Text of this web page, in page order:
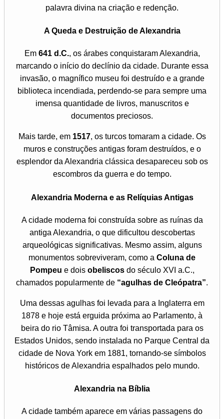
palavra divina na criação e redenção.
A Queda e Destruição de Alexandria
Em 641 d.C., os árabes conquistaram Alexandria,
marcando o início do declínio da cidade. Durante essa
invasão, o magnífico museu foi destruído e a grande
biblioteca incendiada, perdendo-se para sempre uma
imensa quantidade de livros, manuscritos e
documentos preciosos.
Mais tarde, em 1517, os turcos tomaram a cidade. Os
muros e construções antigas foram destruídos, e o
esplendor da Alexandria clássica desapareceu sob os
escombros da guerra e do tempo.
Alexandria Moderna e as Relíquias Antigas
A cidade moderna foi construída sobre as ruínas da
antiga Alexandria, o que dificultou descobertas
arqueológicas significativas. Mesmo assim, alguns
monumentos sobreviveram, como a Coluna de
Pompeu e dois obeliscosdo século XVI a.C.,
chamados popularmente de “agulhas de Cleópatra”.
Uma dessas agulhas foi levada para a Inglaterra em
1878 e hoje está erguida próxima ao Parlamento, à
beira do rio Tâmisa. A outra foi transportada para os
Estados Unidos, sendo instalada no Parque Central da
cidade de Nova York em 1881, tornando-se símbolos
históricos de Alexandria espalhados pelo mundo.
Alexandria na Bíblia
A cidade também aparece em várias passagens do